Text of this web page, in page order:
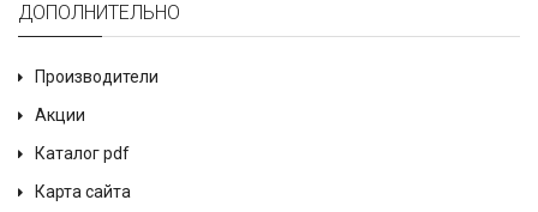
ДОПОЛНИТЕЛЬНО
Производители
Акции
Каталог pdf
Карта сайта